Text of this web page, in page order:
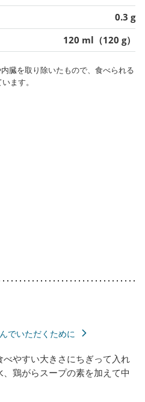
0.3 g
120 ml（120 g）
臓を取り除いたもので、食べられる
ます。
でいただくために
やすい大きさにちぎって入れ
鶏がらスープの素を加えて中